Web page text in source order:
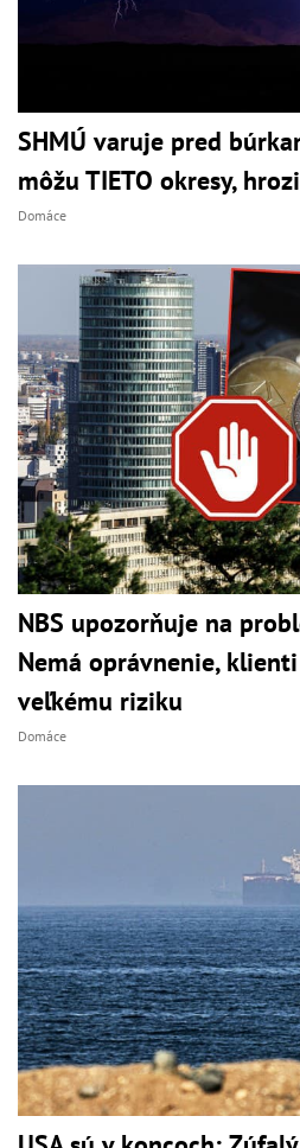
SHMÚ varuje pred
môžu TIETO okresy,
Domáce
NBS upozorňuje na
Nemá oprávnenie,
veľkému riziku
Domáce